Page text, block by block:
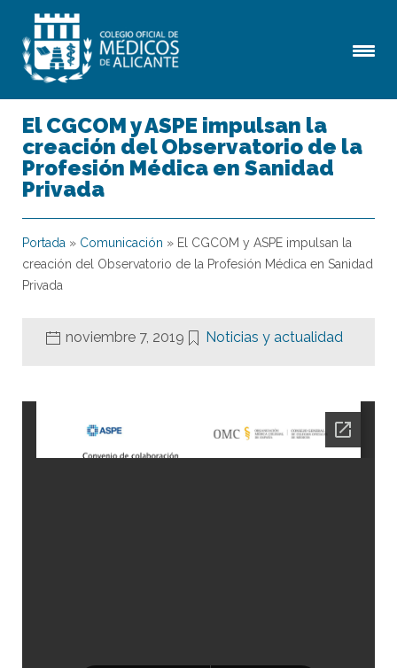
El CGCOM y ASPE impulsan la
creación del Observatorio de la
Profesión Médica en Sanidad
Privada
Portada » Comunicación » El CGCOM y ASPE impulsan la
creación del Observatorio de la Profesión Médica en Sanidad
Privada
noviembre 7, 2019 Noticias y actualidad